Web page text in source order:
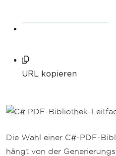
URL kopieren
Die Wahl einer C#-PDF-
hängt von der